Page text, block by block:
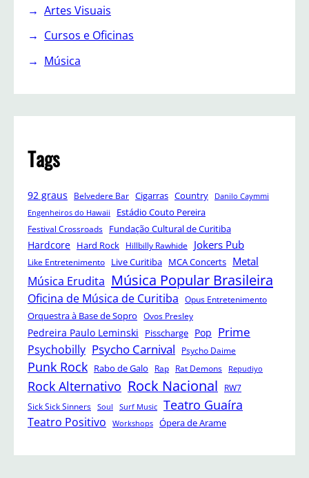
Artes Visuais
Cursos e Oficinas
Música
Tags
92 graus Belvedere Bar Cigarras Country
Danilo Caymmi
Engenheiros do Hawaii
Estádio Couto Pereira
Festival Crossroads Fundação Cultural de Curitiba
Hardcore Hard Rock Hillbilly Rawhide Jokers Pub
Like Entretenimento Live Curitiba MCA Concerts Metal
Música Erudita Música Popular Brasileira
Oficina de Música de Curitiba Opus Entretenimento
Orquestra à Base de Sopro Ovos Presley
Pedreira Paulo Leminski Pisscharge Pop Prime
Psychobilly Psycho Carnival Psycho Daime
Punk Rock Rabo de Galo Rap Rat Demons Repudiyo
Rock Alternativo Rock Nacional
RW7
Sick Sick Sinners
Soul Surf Music Teatro Guaíra
Teatro Positivo Workshops Ópera de Arame